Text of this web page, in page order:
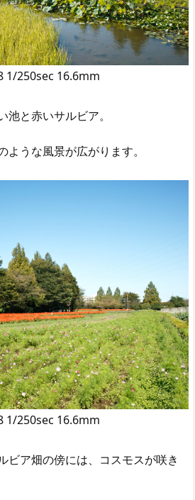
1/250sec 16.6mm
と赤いサルビア。
うな風景が広がります。
1/250sec 16.6mm
ビア畑の傍には、コスモスが咲き